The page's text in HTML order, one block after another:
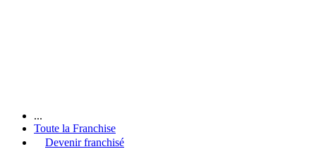
...
Toute la Franchise
Devenir franchisé